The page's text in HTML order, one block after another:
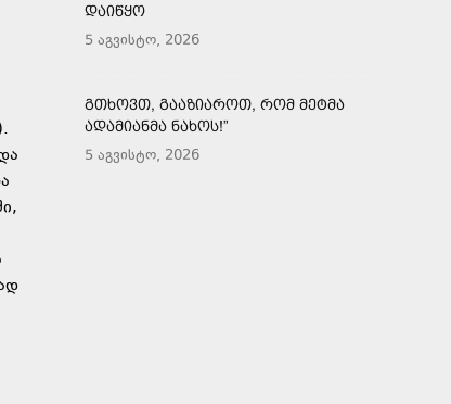
ᲓᲐᲘᲬᲧᲝ
5 აგვისტო, 2026
ᲒᲗᲮᲝᲕᲗ, ᲒᲐᲐᲖᲘᲐᲠᲝᲗ, ᲠᲝᲛ ᲛᲔᲢᲛᲐ
ᲐᲓᲐᲛᲘᲐᲜᲛᲐ ᲜᲐᲮᲝᲡ!”
5 აგვისტო, 2026